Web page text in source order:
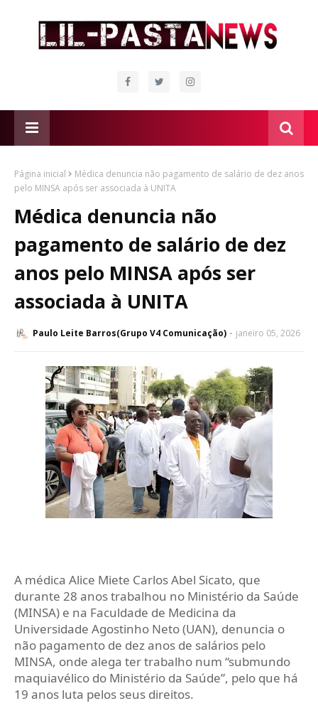
Página inicial
Médica denuncia não pagamento de salário de dez anos
pelo MINSA após ser associada à UNITA
Médica denuncia não
pagamento de salário de dez
anos pelo MINSA após ser
associada à UNITA
Paulo Leite Barros(Grupo V4 Comunicação) janeiro 05, 2026
A médica Alice Miete Carlos Abel Sicato, que
durante 28 anos trabalhou no Ministério da Saúde
(MINSA) e na Faculdade de Medicina da
Universidade Agostinho Neto (UAN), denuncia o
não pagamento de dez anos de salários pelo
MINSA, onde alega ter trabalho num “submundo
maquiavélico do Ministério da Saúde”, pelo que há
19 anos luta pelos seus direitos.